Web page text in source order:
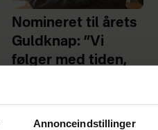
Annonceindstillinger
Nomineret til årets
Guldknap: ”Vi
følger med tiden,
trends”